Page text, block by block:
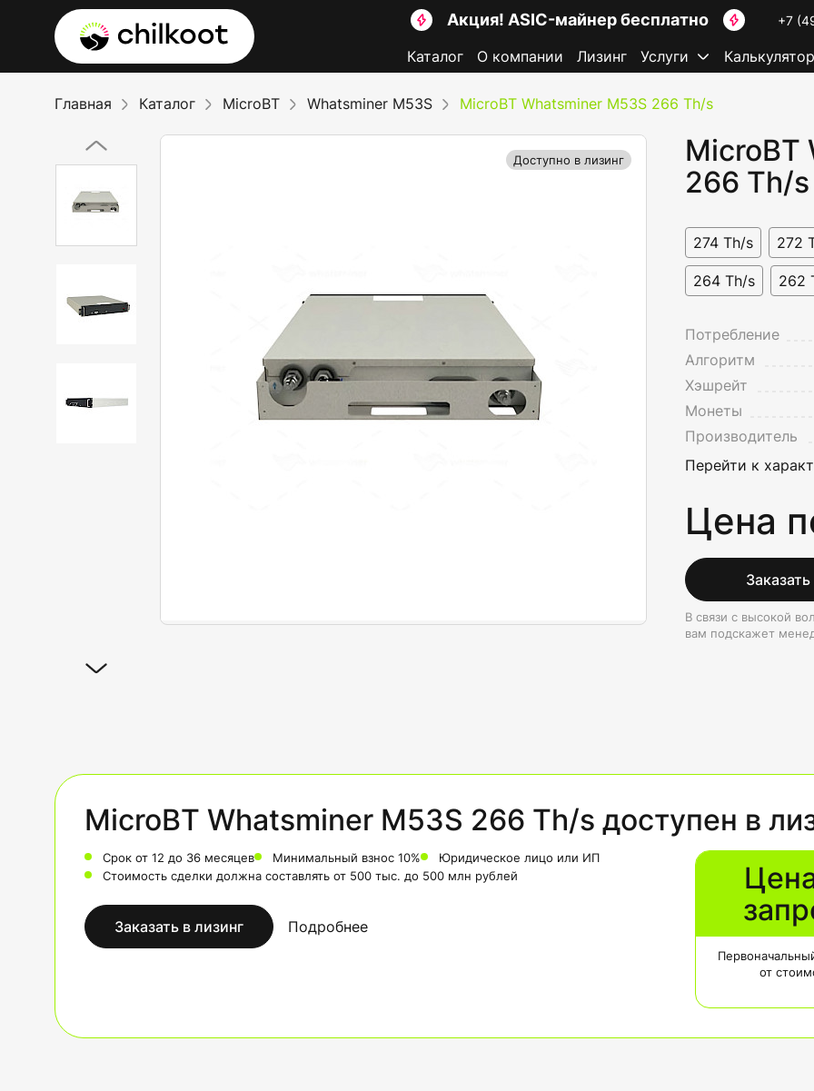
Акция! ASIC-майнер бесплатно +7
Каталог О компании Лизинг Услуги Калькулятор
Главная Каталог MicroBT Whatsminer M53S MicroBT Whatsminer M53S 266 Th/s
Доступно в лизинг
MicroBT
266 Th/s
274 Th/s 272
264 Th/s 262
Потребление
Алгоритм
Хэшрейт
Монеты
Производитель
Перейти к
Цена
Заказать
В связи с высокой
вам подскажет
MicroBT Whatsminer M53S 266 Th/s доступен в
Срок от 12 до 36 месяцев Минимальный взнос 10%
Юридическое лицо или ИП
Стоимость сделки должна составлять от 500 тыс. до 500 млн рублей
Заказать в лизинг Подробнее
от